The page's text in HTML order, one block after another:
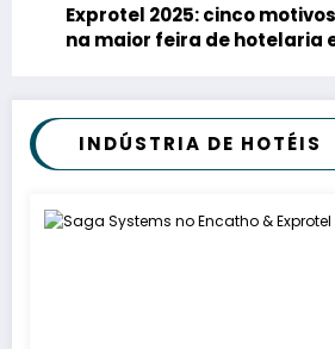
Exprotel 2025: cinco
na maior feira de hotelaria
INDÚSTRIA DE HOTÉIS